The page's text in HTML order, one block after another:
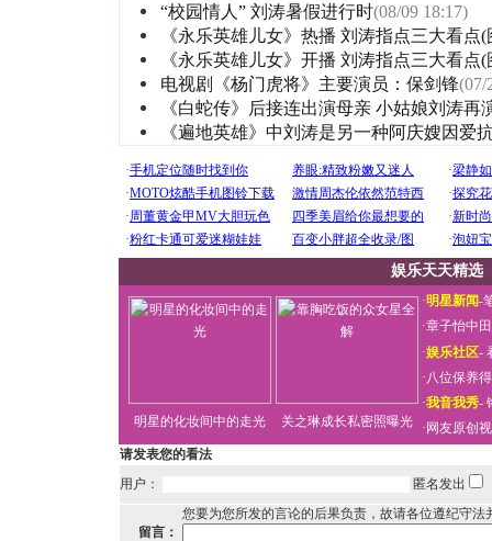
“校园情人” 刘涛暑假进行时(08/09 18:17)
《永乐英雄儿女》热播 刘涛指点三大看点(
《永乐英雄儿女》开播 刘涛指点三大看点(
电视剧《杨门虎将》主要演员：保剑锋(07/
《白蛇传》后接连出演母亲 小姑娘刘涛再
《遍地英雄》中刘涛是另一种阿庆嫂因爱
娱乐天天精选
明星的化妆间中的走光 关之琳成长私密照曝光
·明星新闻-
·章子怡中
·娱乐社区-
·八位保养
·我音我秀-
· 网友原创
请发表您的看法
用户：
匿名发出
您要为您所发的言论的后果负责，故请各位遵纪守法
留言：